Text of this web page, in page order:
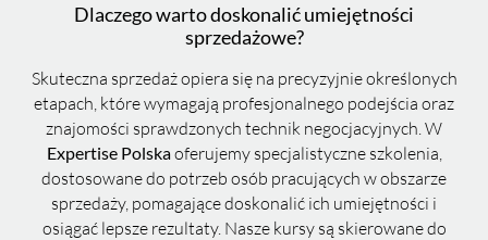
Dlaczego warto doskonalić umiejętności
sprzedażowe?
Skuteczna sprzedaż opiera się na precyzyjnie określonych
etapach, które wymagają profesjonalnego podejścia oraz
znajomości sprawdzonych technik negocjacyjnych. W
Expertise Polskaoferujemy specjalistyczne szkolenia,
dostosowane do potrzeb osób pracujących w obszarze
sprzedaży, pomagające doskonalić ich umiejętności i
osiągać lepsze rezultaty. Nasze kursy są skierowane do